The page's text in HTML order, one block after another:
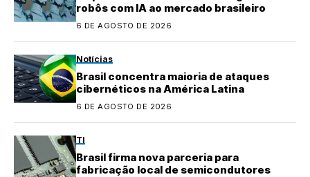
robôs com IA ao mercado brasileiro
6 DE AGOSTO DE 2026
Notícias
Brasil concentra maioria de ataques
cibernéticos na América Latina
6 DE AGOSTO DE 2026
TI
Brasil firma nova parceria para
fabricação local de semicondutores